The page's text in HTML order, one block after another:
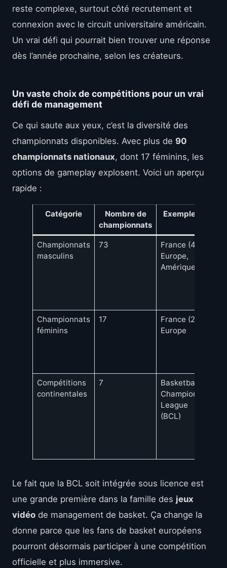
reste complexe, surtout côté recrutement et
connexion avec le circuit universitaire américain.
Un vrai défi qui pourrait bien trouver une réponse
dès l’année prochaine, selon les créateurs.
Un vaste choix de compétitions pour un vrai
défi de management
Ce qui saute aux yeux, c’est la diversité des
championnats disponibles. Avec plus de 90
championnats nationaux, dont 17 féminins, les
options de gameplay explosent. Voici un aperçu
rapide :
Catégorie
Nombre de
championnats
Exemples
Championnats
masculins
73
France (4),
Europe,
Amérique
Championnats
féminins
17
France (2),
Europe
Compétitions
continentales
7
Basketball
Champions
League
(BCL)
Le fait que la BCL soit intégrée sous licence est
une grande première dans la famille des jeux
vidéo de management de basket. Ça change la
donne parce que les fans de basket européens
pourront désormais participer à une compétition
officielle et plus immersive.